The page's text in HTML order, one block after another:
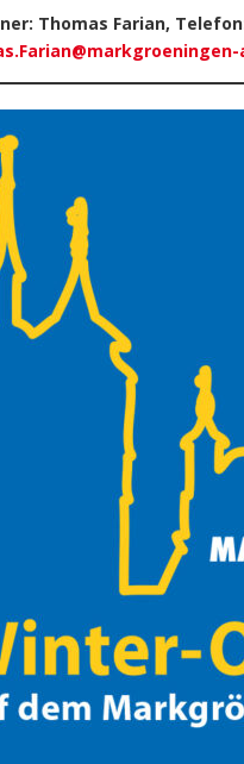
Thomas Farian, Telefon: